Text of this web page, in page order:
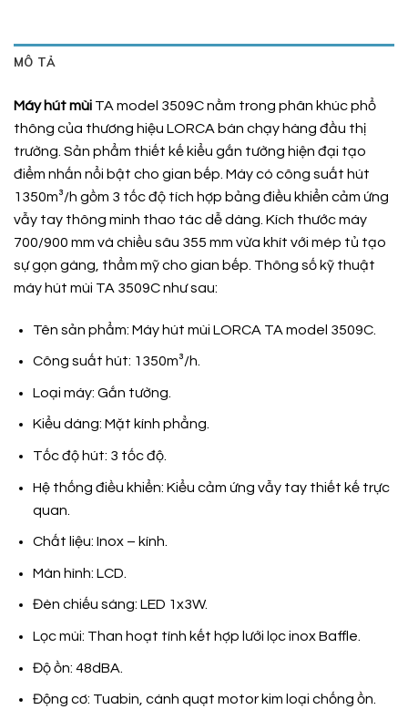
MÔ TẢ
Máy hút mùi TA model 3509C nằm trong phân khúc phổ
thông của thương hiệu LORCA bán chạy hàng đầu thị
trường. Sản phẩm thiết kế kiểu gắn tường hiện đại tạo
điểm nhấn nổi bật cho gian bếp. Máy có công suất hút
1350m³/h gồm 3 tốc độ tích hợp bảng điều khiển cảm ứng
vẫy tay thông minh thao tác dễ dàng. Kích thước máy
700/900 mm và chiều sâu 355 mm vừa khít với mép tủ tạo
sự gọn gàng, thẩm mỹ cho gian bếp. Thông số kỹ thuật
máy hút mùi TA 3509C như sau:
Tên sản phẩm: Máy hút mùi LORCA TA model 3509C.
Công suất hút: 1350m³/h.
Loại máy: Gắn tường.
Kiểu dáng: Mặt kính phẳng.
Tốc độ hút: 3 tốc độ.
Hệ thống điều khiển: Kiểu cảm ứng vẫy tay thiết kế trực
quan.
Chất liệu: Inox – kính.
Màn hình: LCD.
Đèn chiếu sáng: LED 1x3W.
Lọc mùi: Than hoạt tính kết hợp lưới lọc inox Baffle.
Độ ồn: 48dBA.
Động cơ: Tuabin, cánh quạt motor kim loại chống ồn.